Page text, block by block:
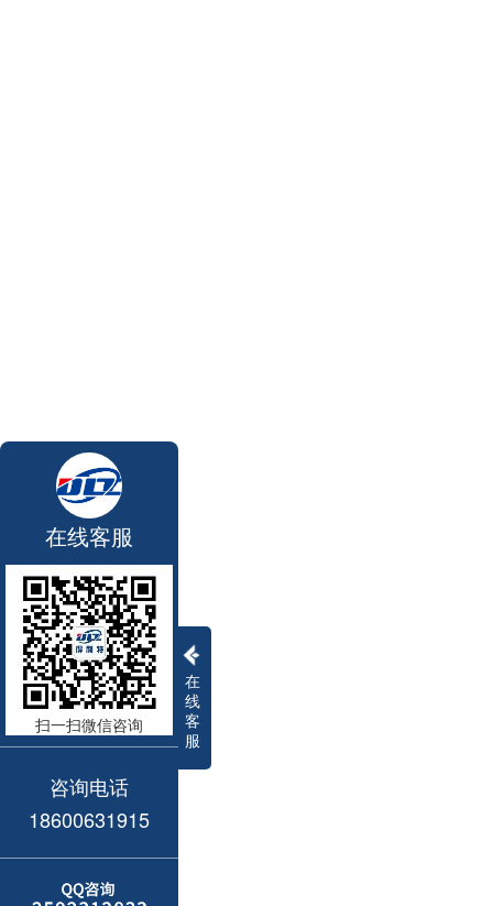
在
线
客
服
在线客服
扫一扫微信咨询
咨询电话
18600631915